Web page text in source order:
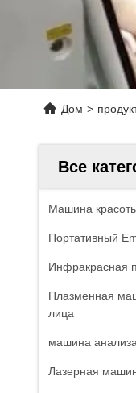
Дом >
Все
Машина
Портативный
Инфракрасная
Плазменная
лица
машина
Лазерная